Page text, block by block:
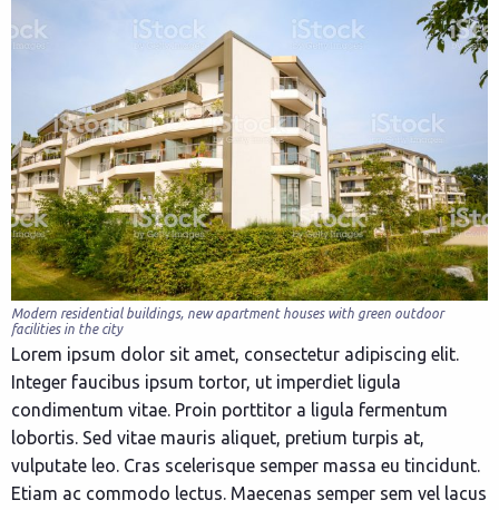
Modern residential buildings, new apartment houses with green outdoor
facilities in the city
Lorem ipsum dolor sit amet, consectetur adipiscing elit.
Integer faucibus ipsum tortor, ut imperdiet ligula
condimentum vitae. Proin porttitor a ligula fermentum
lobortis. Sed vitae mauris aliquet, pretium turpis at,
vulputate leo. Cras scelerisque semper massa eu tincidunt.
Etiam ac commodo lectus. Maecenas semper sem vel lacus